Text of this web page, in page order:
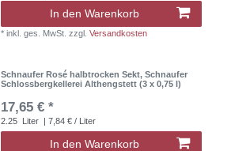
In den Warenkorb
*inkl. ges. MwSt. zzgl.Versandkosten
Schnaufer Rosé halbtrocken Sekt, Schnaufer
Schlossbergkellerei Althengstett (3 x 0,75 l)
17,65 € *
2.25 Liter | 7,84 € / Liter
In den Warenkorb